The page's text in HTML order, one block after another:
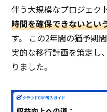
伴う大規模なプロジェク
時間を確保できないとい
す。 この2年間の猶予期
実的な移行計画を策定し
りました。